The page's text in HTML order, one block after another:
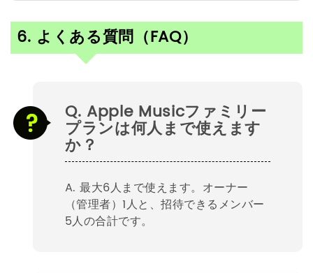
6. よくある質問（FAQ）
Q. Apple Musicファミリー
プランは何人まで使えます
か？
A. 最大6人まで使えます。オーナー
（管理者）1人と、招待できるメンバー
5人の合計です。